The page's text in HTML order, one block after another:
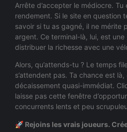
Arrête d’accepter le médiocre.
rendement. Si le site en question
savoir si tu as gagné, il ne mérite
argent. Ce terminal-là, lui, est
distribuer la richesse avec une
Alors, qu’attends-tu ? Le temps
s’attendent pas. Ta chance est
décaissement quasi-immédiat.
laisse pas cette fenêtre
concurrents lents et peu
🚀 Rejoins les vrais joueurs.